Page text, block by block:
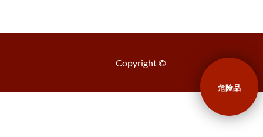
Copyright ©
危险品